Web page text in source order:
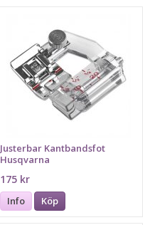
Justerbar Kantbandsfot
Husqvarna
175 kr
Info Köp